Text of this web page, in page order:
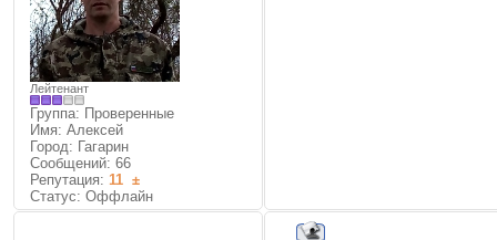
Лейтенант
Группа: Проверенные
Имя: Алексей
Город: Гагарин
Сообщений: 66
Репутация: 11 ±
Статус: Оффлайн